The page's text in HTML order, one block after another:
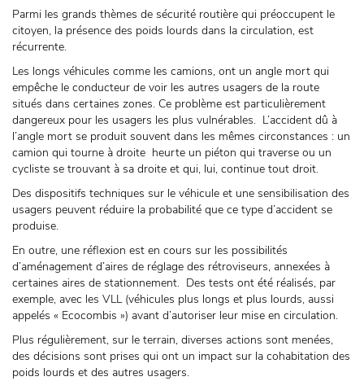
Parmi les grands thèmes de sécurité routière qui préoccupent le
citoyen, la présence des poids lourds dans la circulation, est
récurrente.
Les longs véhicules comme les camions, ont un angle mort qui
empêche le conducteur de voir les autres usagers de la route
situés dans certaines zones. Ce problème est particulièrement
dangereux pour les usagers les plus vulnérables. L’accident dû à
l’angle mort se produit souvent dans les mêmes circonstances : un
camion qui tourne à droite heurte un piéton qui traverse ou un
cycliste se trouvant à sa droite et qui, lui, continue tout droit.
Des dispositifs techniques sur le véhicule et une sensibilisation des
usagers peuvent réduire la probabilité que ce type d’accident se
produise.
En outre, une réflexion est en cours sur les possibilités
d’aménagement d’aires de réglage des rétroviseurs, annexées à
certaines aires de stationnement. Des tests ont été réalisés, par
exemple, avec les VLL (véhicules plus longs et plus lourds, aussi
appelés « Ecocombis ») avant d’autoriser leur mise en circulation.
Plus régulièrement, sur le terrain, diverses actions sont menées,
des décisions sont prises qui ont un impact sur la cohabitation des
poids lourds et des autres usagers.